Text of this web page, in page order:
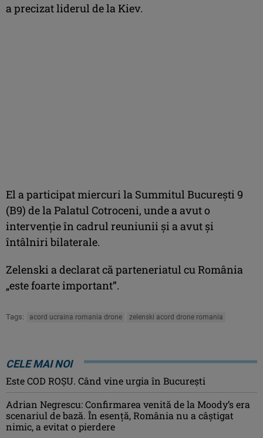
a precizat liderul de la Kiev.
El a participat miercuri la Summitul Bucureşti 9
(B9) de la Palatul Cotroceni, unde a avut o
intervenţie în cadrul reuniunii şi a avut şi
întâlniri bilaterale.
Zelenski a declarat că parteneriatul cu România
„este foarte important”.
Tags: acord ucraina romania drone zelenski acord drone romania
CELE MAI NOI
Este COD ROŞU. Când vine urgia în Bucureşti
Adrian Negrescu: Confirmarea venită de la Moody’s era
scenariul de bază. În esenţă, România nu a câştigat
nimic, a evitat o pierdere